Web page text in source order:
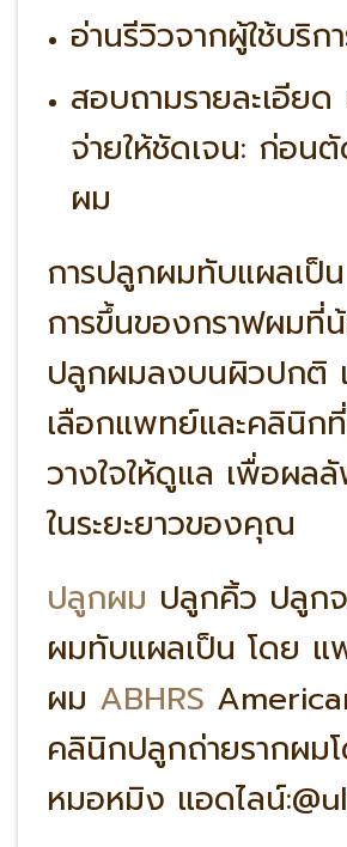
อ่านรีวิวจากผู้ใช้บริก
สอบถามรายละเอียด
จ่ายให้ชัดเจน: ก่อน
ผม
การปลูกผมทับแผลเป็
การขึ้นของกราฟผมที่
ปลูกผมลงบนผิวปกติ
เลือกแพทย์และคลินิก
วางใจให้ดูแล เพื่อผล
ในระยะยาวของคุณ
ปลูกผม ปลูกคิ้ว ปลูก
ผมทับแผลเป็น โดย
ผม ABHRS
คลินิกปลูกถ่ายรากผม
หมอหมิง แอดไลน์